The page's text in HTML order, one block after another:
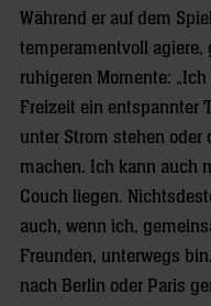
Während er auf dem
temperamentvoll agiere,
ruhigeren Momente:
Freizeit ein entspannter
unter Strom stehen oder
machen. Ich kann auch
Couch liegen.
auch, wenn ich,
Freunden, unterwegs
nach Berlin oder Paris